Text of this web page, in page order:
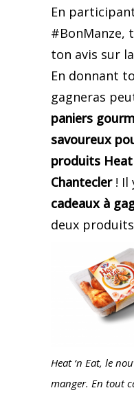
En
#BonManze,
ton avis sur
En donnant
gagneras
paniers
savoureux
produits
Chantecler ! Il
cadeaux à
deux
Heat ‘n Eat, le
manger. En tout